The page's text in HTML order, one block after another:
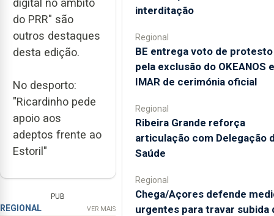
digital no âmbito
do PRR" são
outros destaques
desta edição.
No desporto:
"Ricardinho pede
apoio aos
adeptos frente ao
Estoril"
PUB
REGIONAL VER MAIS
interditação
Regional
BE entrega voto de protesto
pela exclusão do OKEANOS e
IMAR de cerimónia oficial
Regional
Ribeira Grande reforça
articulação com Delegação
Saúde
Regional
Chega/Açores defende
urgentes para travar subida